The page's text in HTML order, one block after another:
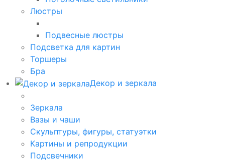
Люстры
Подвесные люстры
Подсветка для картин
Торшеры
Бра
Декор и зеркала
Зеркала
Вазы и чаши
Скульптуры, фигуры, статуэтки
Картины и репродукции
Подсвечники